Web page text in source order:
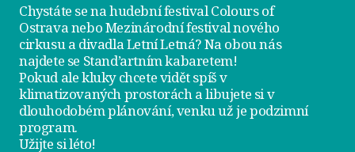
Chystáte se na hudební festival Colours of
Ostrava nebo Mezinárodní festival nového
cirkusu a divadla Letní Letná? Na obou nás
najdete se Stand’artním kabaretem!
Pokud ale kluky chcete vidět spíš v
klimatizovaných prostorách a libujete si v
dlouhodobém plánování, venku už jepodzimní
program.
Užijte si léto!